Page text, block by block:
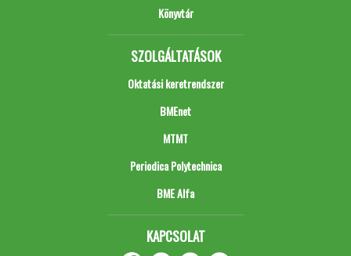
Könyvtár
SZOLGÁLTATÁSOK
Oktatási keretrendszer
BMEnet
MTMT
Periodica Polytechnica
BME Alfa
KAPCSOLAT